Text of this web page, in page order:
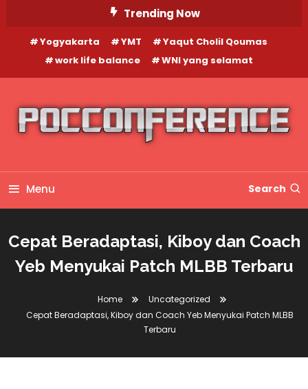
Content
Trending Now
Yogyakarta YMT
Yaqut Cholil Qoumas
work life balance
WNI yang selamat
Menu Search
Cepat Beradaptasi, Kiboy dan Coach
Yeb Menyukai Patch MLBB Terbaru
Home
Uncategorized
Cepat Beradaptasi, Kiboy dan Coach Yeb Menyukai Patch MLBB
Terbaru